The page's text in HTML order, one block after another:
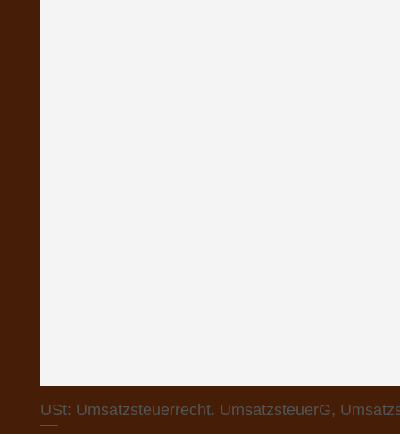
USt: Umsatzsteuerrecht. UmsatzsteuerG,